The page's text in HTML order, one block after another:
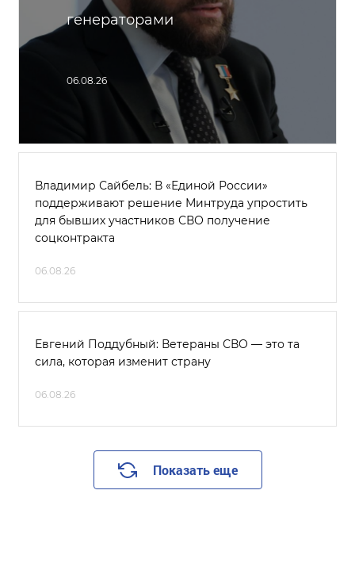
генераторами
06.08.26
Владимир Сайбель: В «Единой России»
поддерживают решение Минтруда упростить
для бывших участников СВО получение
соцконтракта
06.08.26
Евгений Поддубный: Ветераны СВО — это та
сила, которая изменит страну
06.08.26
Показать еще